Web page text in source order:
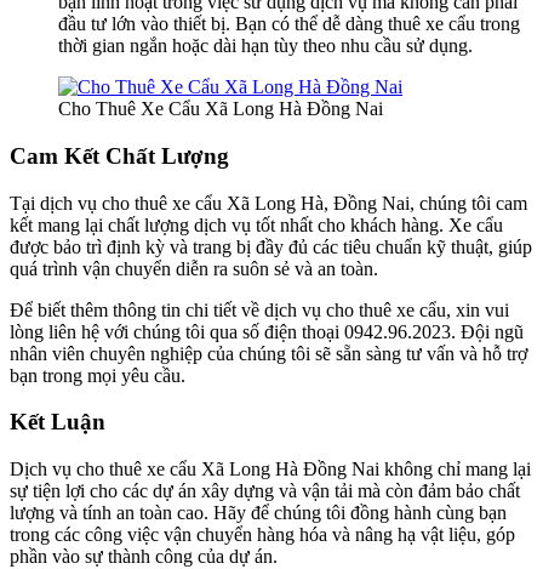
đầu tư lớn vào thiết bị. Bạn có thể dễ dàng thuê xe cẩu trong
thời gian ngắn hoặc dài hạn tùy theo nhu cầu sử dụng.
Cho Thuê Xe Cẩu Xã Long Hà Đồng Nai
Cam Kết Chất Lượng
Tại dịch vụ cho thuê xe cẩu Xã Long Hà, Đồng Nai, chúng tôi cam
kết mang lại chất lượng dịch vụ tốt nhất cho khách hàng. Xe cẩu
được bảo trì định kỳ và trang bị đầy đủ các tiêu chuẩn kỹ thuật, giúp
quá trình vận chuyển diễn ra suôn sẻ và an toàn.
Để biết thêm thông tin chi tiết về dịch vụ cho thuê xe cẩu, xin vui
lòng liên hệ với chúng tôi qua số điện thoại 0942.96.2023. Đội ngũ
nhân viên chuyên nghiệp của chúng tôi sẽ sẵn sàng tư vấn và hỗ trợ
bạn trong mọi yêu cầu.
Kết Luận
Dịch vụ cho thuê xe cẩu Xã Long Hà Đồng Nai không chỉ mang lại
sự tiện lợi cho các dự án xây dựng và vận tải mà còn đảm bảo chất
lượng và tính an toàn cao. Hãy để chúng tôi đồng hành cùng bạn
trong các công việc vận chuyển hàng hóa và nâng hạ vật liệu, góp
phần vào sự thành công của dự án.